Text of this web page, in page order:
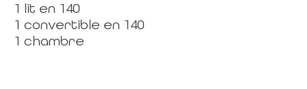
1 lit en 140
1 convertible en 140
1 chambre